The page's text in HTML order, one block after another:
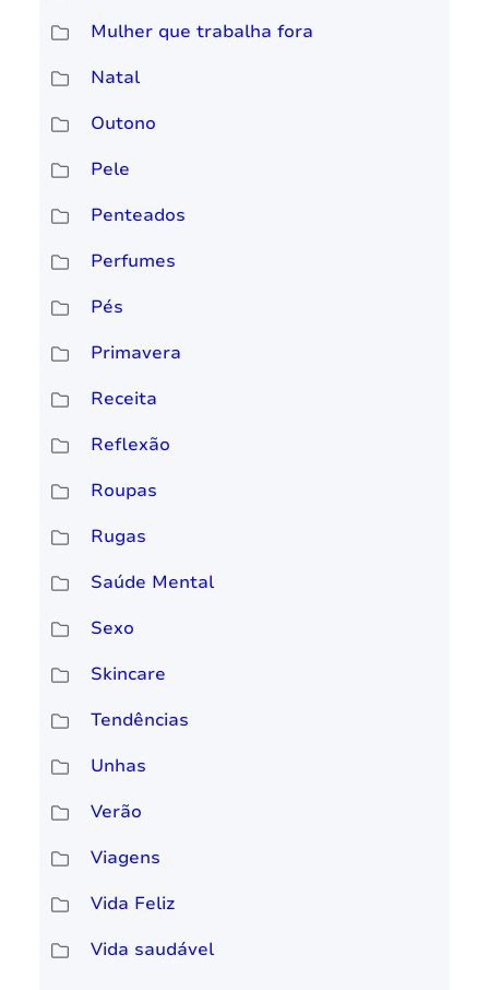
Mulher que trabalha fora
Natal
Outono
Pele
Penteados
Perfumes
Pés
Primavera
Receita
Reflexão
Roupas
Rugas
Saúde Mental
Sexo
Skincare
Tendências
Unhas
Verão
Viagens
Vida Feliz
Vida saudável